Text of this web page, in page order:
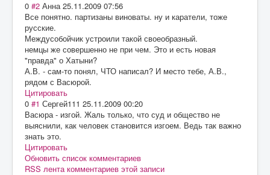
0 #2 Анна 25.11.2009 07:56
Все понятно. партизаны виноваты. ну и каратели, тоже
русские.
Междусобойчик устроили такой своеобразный.
немцы же совершенно не при чем. Это и есть новая
"правда" о Хатыни?
А.В. - сам-то понял, ЧТО написал? И место тебе, А.В.,
рядом с Васюрой.
Цитировать
0 #1 Сергей111 25.11.2009 00:20
Васюра - изгой. Жаль только, что суд и общество не
выяснили, как человек становится изгоем. Ведь так важно
знать это.
Цитировать
Обновить список комментариев
RSS лента комментариев этой записи